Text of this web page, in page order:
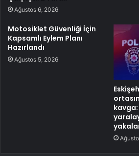
Ağustos 6, 2026
Motosiklet Güvenliği İçin
Kapsamlı Eylem Planı
Hazırlandı
Ağustos 5, 2026
kavga: